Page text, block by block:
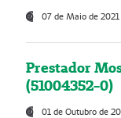
07 de Maio de 2021
Prestador
(51004352-0)
01 de Outubro de